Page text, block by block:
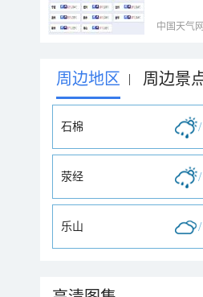
中国天气
周边地区 | 周边景
石棉 /
荥经 /
乐山 /